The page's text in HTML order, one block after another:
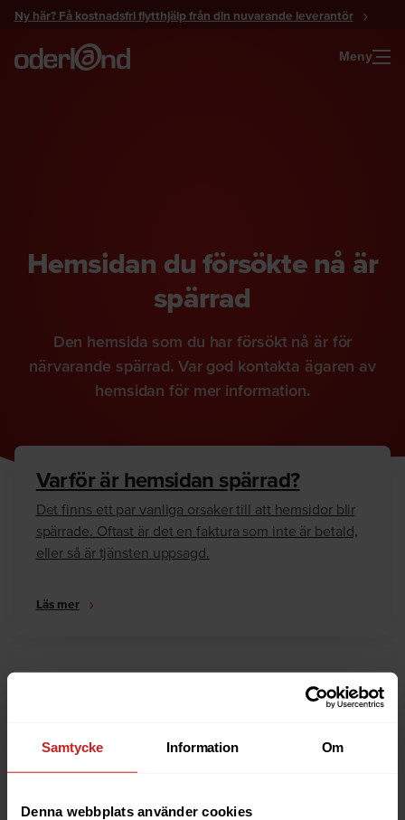
Samtycke Information Om
Denna webbplats använder cookies
Gå
innehåll
Ny här? Få kostnadsfri flytthjälp från din nuvarande leverantör
Meny
Hemsidan du försökte nå är
spärrad
Den hemsida som du har försökt nå är för
närvarande spärrad. Var god kontakta ägaren av
hemsidan för mer information.
Varför är hemsidan spärrad?
Det finns ett par vanliga orsaker till att hemsidor blir
spärrade. Oftast är det en faktura som inte är betald,
eller så är tjänsten uppsagd.
Läs mer
Är du ägare till hemsidan eller domännamnet så har
anledningarna till varför en hemsida är spärrad.
Läs mer